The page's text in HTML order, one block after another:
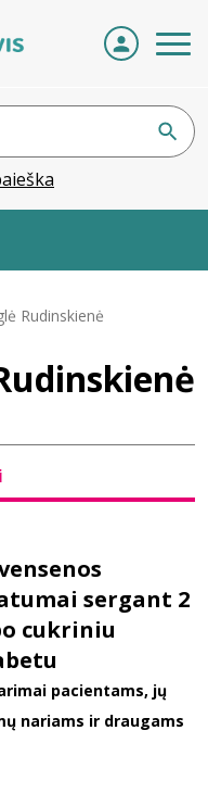
+370 667 80 541
info@elvislab.lt
Rudinskienė
sergant 2
cukriniu
pacientams, jų
nariams ir draugams